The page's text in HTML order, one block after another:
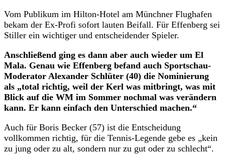
Vom Publikum im Hilton-Hotel am Münchner Flughafen
bekam der Ex-Profi sofort lauten Beifall. Für Effenberg sei
Stiller ein wichtiger und entscheidender Spieler.
Anschließend ging es dann aber auch wieder um El
Mala. Genau wie Effenberg befand auch Sportschau-
Moderator Alexander Schlüter (40) die Nominierung
als „total richtig, weil der Kerl was mitbringt, was mit
Blick auf die WM im Sommer nochmal was verändern
kann. Er kann einfach den Unterschied machen.“
Auch für Boris Becker (57) ist die Entscheidung
vollkommen richtig, für die Tennis-Legende gebe es „kein
zu jung oder zu alt, sondern nur zu gut oder zu schlecht“.